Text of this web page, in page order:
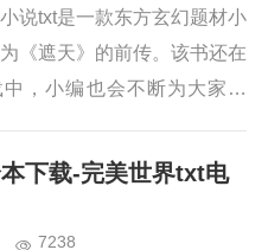
说txt是一款东方玄幻题材小
《遮天》的前传。该书还在
，小编也会不断为大家更
，新章节出来，小编会第一
小说简介《完美世界...
下载-完美世界txt电
7238